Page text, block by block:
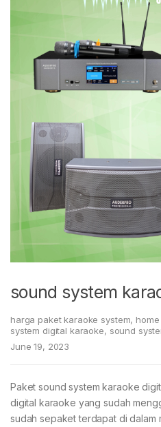
sound system
harga paket karaoke system,
system digital karaoke, sound
June 19, 2023
Paket sound system karaoke
digital karaoke yang sudah
sudah sepaket terdapat di dalam